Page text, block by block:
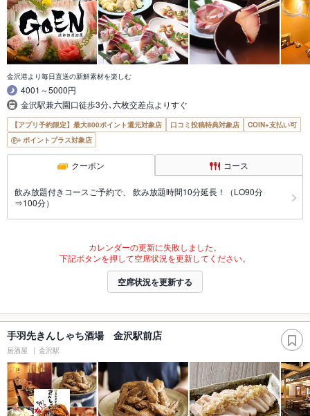
金沢港より毎日直送の新鮮素材を楽しむ
4001～5000円
金沢駅兼六園口徒歩3分､六枚交差点よりすぐ
【アプリ予約限定】最大800ポイント還元対象店 口コミ投稿特典対象店
COIN+支払い可
ポイントプラス対象店
クーポン コース
飲み放題付きコースご予約で、 飲み放題時間10分延長！（LO90分
⇒100分）
カレンダーの更新に失敗しました。
下記ボタンを押して空席状況を更新してください。
空席状況を更新する
手羽先きんしゃち酒場 金沢駅前店
居酒屋 金沢駅